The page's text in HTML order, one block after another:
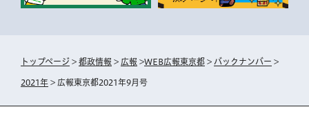
トップページ > 都政情報 > 広報 >WEB広報東京都 > バックナンバー >
2021年 > 広報東京都2021年9月号